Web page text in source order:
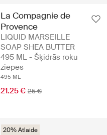
La Compagnie de
Provence
LIQUID MARSEILLE
SOAP SHEA BUTTER
495 ML - Šķidrās roku
ziepes
495 ML
21.25 € 25 €
20% Atlaide